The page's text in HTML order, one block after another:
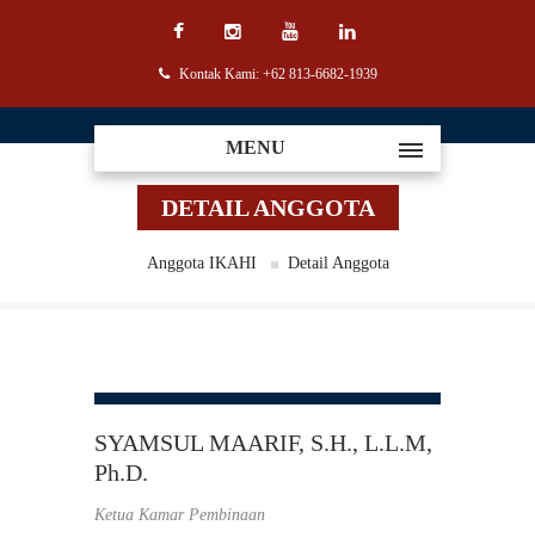
Kontak Kami: +62 813-6682-1939
MENU
DETAIL ANGGOTA
Anggota IKAHI Detail Anggota
SYAMSUL MAARIF, S.H., L.L.M,
Ph.D.
Ketua Kamar Pembinaan